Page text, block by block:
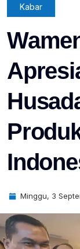
Kabar
Minggu, 3